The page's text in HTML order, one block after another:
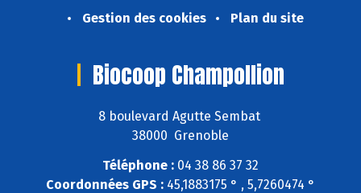
Gestion des cookies
Plan du site
Biocoop Champollion
8 boulevard Agutte Sembat
38000 Grenoble
Téléphone : 04 38 86 37 32
Coordonnées GPS : 45,1883175 ° , 5,7260474 °